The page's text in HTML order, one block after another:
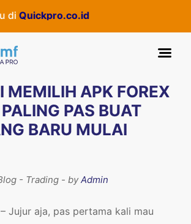
MEMILIH APK FOREX
PAS BUAT
BARU MULAI
- Trading - byAdmin
– Jujur aja, pas pertama kali mau